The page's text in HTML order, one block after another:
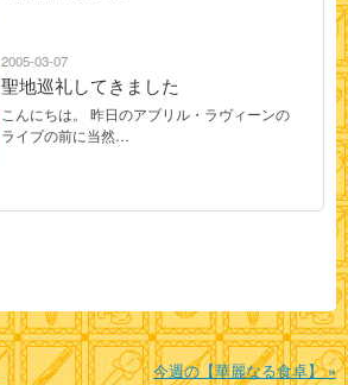
2005-03-07
聖地巡礼してきました
こんにちは。 昨日のアブリル・ラヴィーンの
ライブの前に当然…
今週の【華麗なる食卓】»